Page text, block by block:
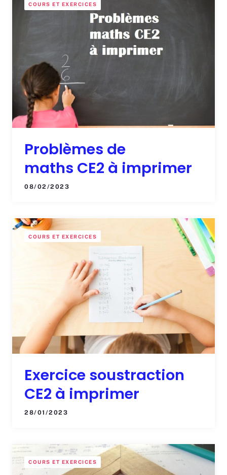
COURS ET EXERCICES
Problèmes de
maths CE2 à imprimer
08/02/2023
COURS ET EXERCICES
Exercice soustraction
CE2 à imprimer
28/01/2023
COURS ET EXERCICES